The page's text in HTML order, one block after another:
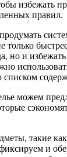
избежать
правил.
только
но и
списком
можем
такие
и